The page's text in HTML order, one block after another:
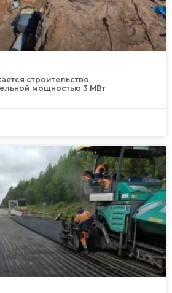
строительство
мощностью 3 МВт